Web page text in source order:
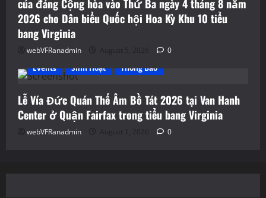
của đảng Cộng hòa vào Thứ Ba ngày 4 tháng 8 năm
2026 cho Dân biểu Quốc hội Hoa Kỳ Khu 10 tiểu
bang Virginia
webVFRanadmin August 5, 2026
0
Events
Sinh Hoạt Thông Báo
Lễ Vía Đức Quán Thế Âm Bồ Tát 2026 tại Van Hanh
Center ở Quận Fairfax trong tiểu bang Virginia
webVFRanadmin August 1, 2026 0